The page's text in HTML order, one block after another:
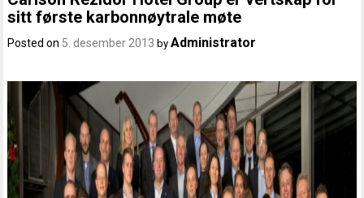
sitt første karbonnøytrale møte
Posted on 5. desember 2013 byAdministrator